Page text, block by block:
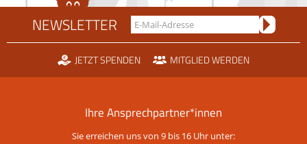
NEWSLETTER
JETZT SPENDEN MITGLIED WERDEN
Ihre Ansprechpartner*innen
Sie erreichen uns von 9 bis 16 Uhr unter: